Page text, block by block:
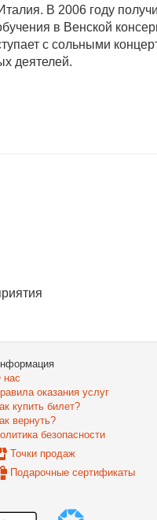
В 2006 году
в Венской
с сольными
деятелей.
нас
оказания услуг
купить билет?
вернуть?
безопасности
Точки продаж
Подарочные сертификаты